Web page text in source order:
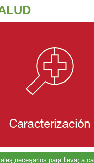
necesarios para llevar a